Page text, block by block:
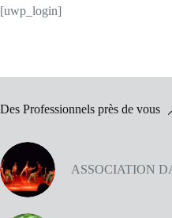
[uwp_login]
Des Professionnels près de vous
ASSOCIATION